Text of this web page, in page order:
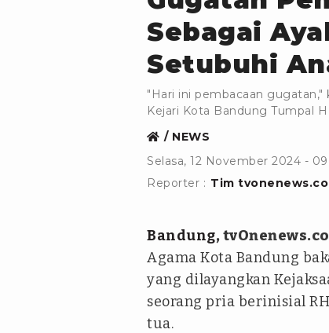
Sebagai
Setubuhi
"Hari ini pembacaan gugatan,"
Kejari Kota Bandung Tumpal
NEWS
Selasa, 12 November 2024 -
Reporter : Tim
Bandung,
Agama Kota Bandung
yang dilayangkan
seorang pria berinisial
tua.